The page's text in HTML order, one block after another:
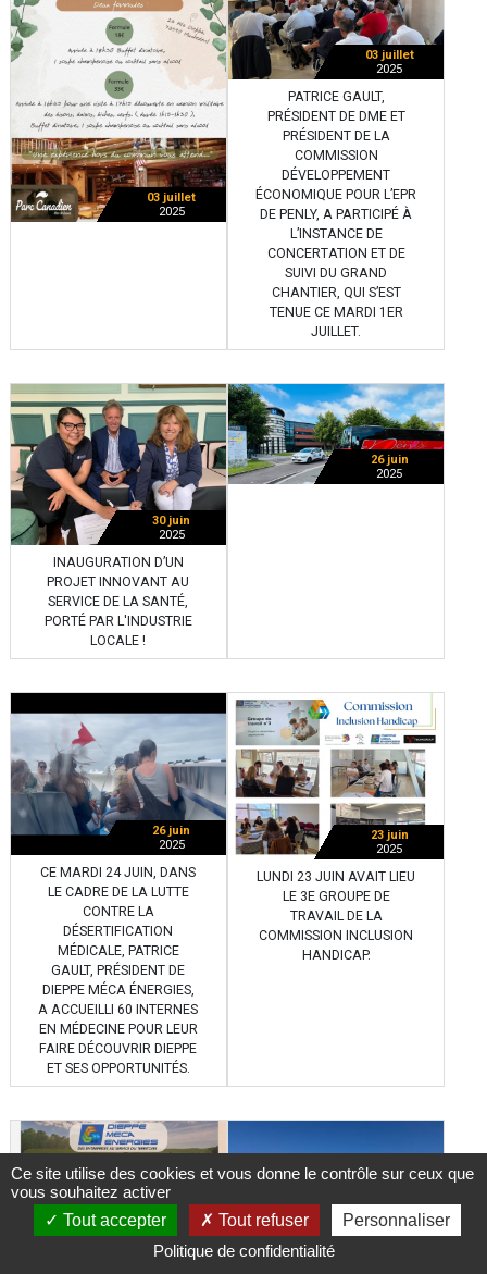
03 juillet
2025
03 juillet
2025
PATRICE GAULT,
PRÉSIDENT DE DME ET
PRÉSIDENT DE LA
COMMISSION
DÉVELOPPEMENT
ÉCONOMIQUE POUR L’EPR
DE PENLY, A PARTICIPÉ À
L’INSTANCE DE
CONCERTATION ET DE
SUIVI DU GRAND
CHANTIER, QUI S’EST
TENUE CE MARDI 1ER
JUILLET.
30 juin
2025
INAUGURATION D’UN
PROJET INNOVANT AU
SERVICE DE LA SANTÉ,
PORTÉ PAR L'INDUSTRIE
LOCALE !
26 juin
2025
26 juin
2025
CE MARDI 24 JUIN, DANS
LE CADRE DE LA LUTTE
CONTRE LA
DÉSERTIFICATION
MÉDICALE, PATRICE
GAULT, PRÉSIDENT DE
DIEPPE MÉCA ÉNERGIES,
A ACCUEILLI 60 INTERNES
EN MÉDECINE POUR LEUR
FAIRE DÉCOUVRIR DIEPPE
ET SES OPPORTUNITÉS.
23 juin
2025
LUNDI 23 JUIN AVAIT LIEU
LE 3E GROUPE DE
TRAVAIL DE LA
COMMISSION INCLUSION
HANDICAP.
Ce site utilise des cookies et vous donne le contrôle sur ceux que
vous souhaitez activer
Tout accepter
Tout refuser
Personnaliser
Politique de confidentialité